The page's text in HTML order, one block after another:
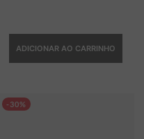
ADICIONAR AO CARRINHO
-30%